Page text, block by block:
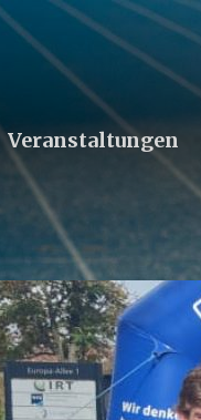
Veranstaltungen